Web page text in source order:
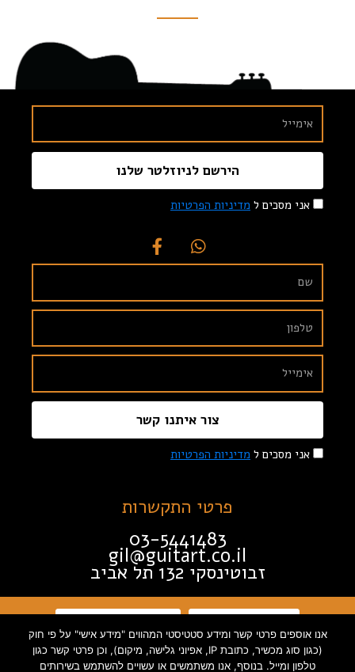
אני מסכים ל מדיניות הפרטיות
הירשם לניוזלטר שלנו
אני מסכים ל מדיניות הפרטיות
צור איתנו קשר
פרטי התקשרות
03-5441483
gil@guitart.co.il
זבוטינסקי 132 תל אביב
הצהרת נגישות
אנו אוספים פרטי קשר ומידע סטטיסטי המהווים "מידע אישי" על פי חוק
(כגון סוג מכשיר, כתובת IP, אפיוני גלישה, מיקום), וכן פרטי קשר כגון
טלפון ומייל. בנוסף, אנו משתמשים או עשויים להשתמש בשירותים